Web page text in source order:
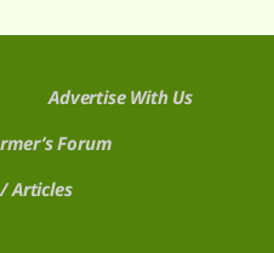
Advertise With Us
Forum
Articles